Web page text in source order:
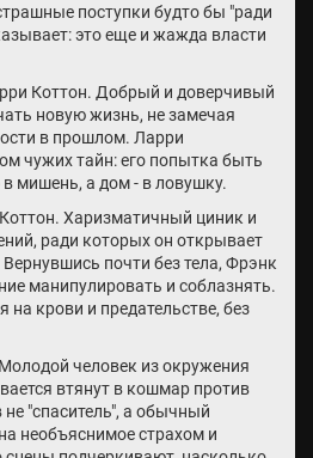
поступки будто бы "ради
это еще и жажда власти
Коттон. Добрый и доверчивый
новую жизнь, не замечая
в прошлом. Ларри
чужих тайн: его попытка быть
мишень, а дом - в ловушку.
Харизматичный циник и
ради которых он открывает
почти без тела, Фрэнк
манипулировать и соблазнять.
на крови и предательстве, без
человек из окружения
втянут в кошмар против
"спаситель", а обычный
необъяснимое страхом и